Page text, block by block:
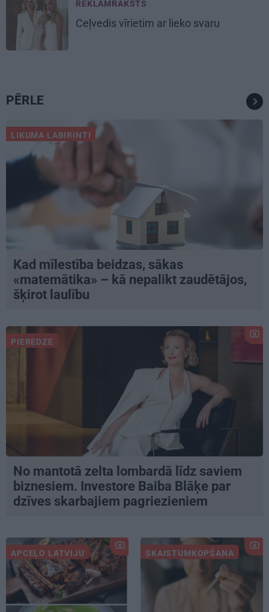
REKLĀMRAKSTS
Ceļvedis vīrietim ar lieko svaru
PĒRLE
LIKUMA LABIRINTI
Kad mīlestība beidzas, sākas
«matemātika» – kā nepalikt zaudētājos,
šķirot laulību
PIEREDZE
No mantotā zelta lombardā līdz saviem
biznesiem. Investore Baiba Blāķe par
dzīves skarbajiem pagriezieniem
APCEĻO LATVIJU SKAISTUMKOPŠANA